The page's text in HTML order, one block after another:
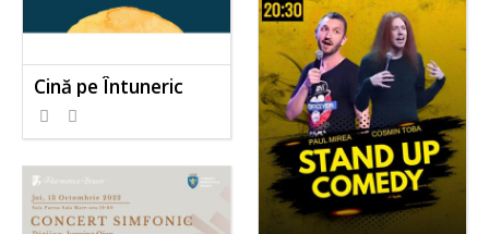
Cină pe Întuneric